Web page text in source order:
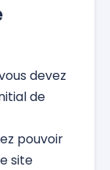
devez
de
pouvoir
site